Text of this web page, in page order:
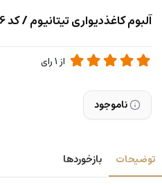
آلبوم کاغذدیواری تیتانیوم / کد 11016 TITANIUM
از 1رای
ناموجود
توضیحات بازخوردها